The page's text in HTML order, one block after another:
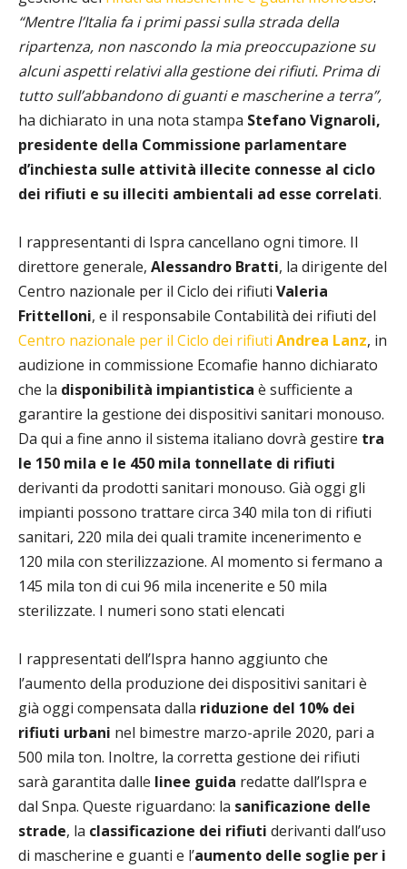
“Mentre l’Italia fa i primi passi sulla strada della
ripartenza, non nascondo la mia preoccupazione su
alcuni aspetti relativi alla gestione dei rifiuti. Prima di
tutto sull’abbandono di guanti e mascherine a terra”,
ha dichiarato in una nota stampa Stefano Vignaroli,
presidente della Commissione parlamentare
d’inchiesta sulle attività illecite connesse al ciclo
dei rifiuti e su illeciti ambientali ad esse correlati.
I rappresentanti di Ispra cancellano ogni timore. Il
direttore generale, Alessandro Bratti, la dirigente del
Centro nazionale per il Ciclo dei rifiuti Valeria
Frittelloni, e il responsabile Contabilità dei rifiuti del
Centro nazionale per il Ciclo dei rifiuti Andrea Lanz, in
audizione in commissione Ecomafie hanno dichiarato
che la disponibilità impiantistica è sufficiente a
garantire la gestione dei dispositivi sanitari monouso.
Da qui a fine anno il sistema italiano dovrà gestire tra
le 150 mila e le 450 mila tonnellate di rifiuti
derivanti da prodotti sanitari monouso. Già oggi gli
impianti possono trattare circa 340 mila ton di rifiuti
sanitari, 220 mila dei quali tramite incenerimento e
120 mila con sterilizzazione. Al momento si fermano a
145 mila ton di cui 96 mila incenerite e 50 mila
sterilizzate. I numeri sono stati elencati
I rappresentati dell’Ispra hanno aggiunto che
l’aumento della produzione dei dispositivi sanitari è
già oggi compensata dalla riduzione del 10% dei
rifiuti urbani nel bimestre marzo-aprile 2020, pari a
500 mila ton. Inoltre, la corretta gestione dei rifiuti
sarà garantita dalle linee guida redatte dall’Ispra e
dal Snpa. Queste riguardano: la sanificazione delle
strade, la classificazione dei rifiuti derivanti dall’uso
di mascherine e guanti e l’aumento delle soglie per i